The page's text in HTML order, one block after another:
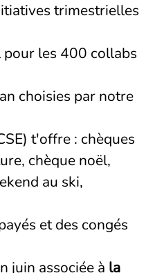
trimestrielles
les 400 collabs
choisies par notre
t'offre : chèques
chèque noël,
au ski,
et des congés
juin associée à la